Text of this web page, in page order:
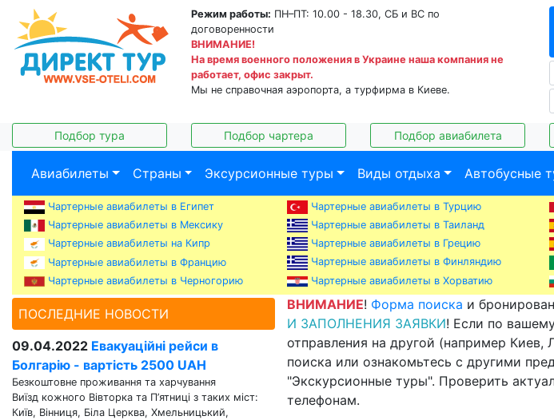
Режим работы: ПН–ПТ: 10.00 - 18.30, СБ и ВС по
договоренности
ВНИМАНИЕ!
На время военного положения в Украине наша компания не
работает, офис закрыт.
Мы не справочная аэропорта, а турфирма в Киеве.
Подбор тура Подбор чартера Подбор авиабилета
Авиабилеты Страны Эксурсионные туры Виды отдыха Автобусные
Чартерные авиабилеты в Египет Чартерные авиабилеты в Турцию
Чартерные авиабилеты в Мексику
Чартерные авиабилеты в Таиланд
Чартерные авиабилеты на Кипр
Чартерные авиабилеты в Грецию
Чартерные авиабилеты в Францию
Чартерные авиабилеты в Финляндию
Чартерные авиабилеты в Черногорию
Чартерные авиабилеты в Хорватию
ПОСЛЕДНИЕ НОВОСТИ
09.04.2022 Евакуаційні рейси в
Болгарію - вартість 2500 UAH
Безкоштовне проживання та харчування
Виїзд кожного Вівторка та П’ятниці з таких міст:
Київ, Вінниця, Біла Церква, Хмельницький,
ВНИМАНИЕ! Форма поиска и
И ЗАПОЛНЕНИЯ ЗАЯВКИ! Если по
отправления на другой (например Киев,
поиска или ознакомьтесь с другими
"Экскурсионные туры". Проверить
телефонам.